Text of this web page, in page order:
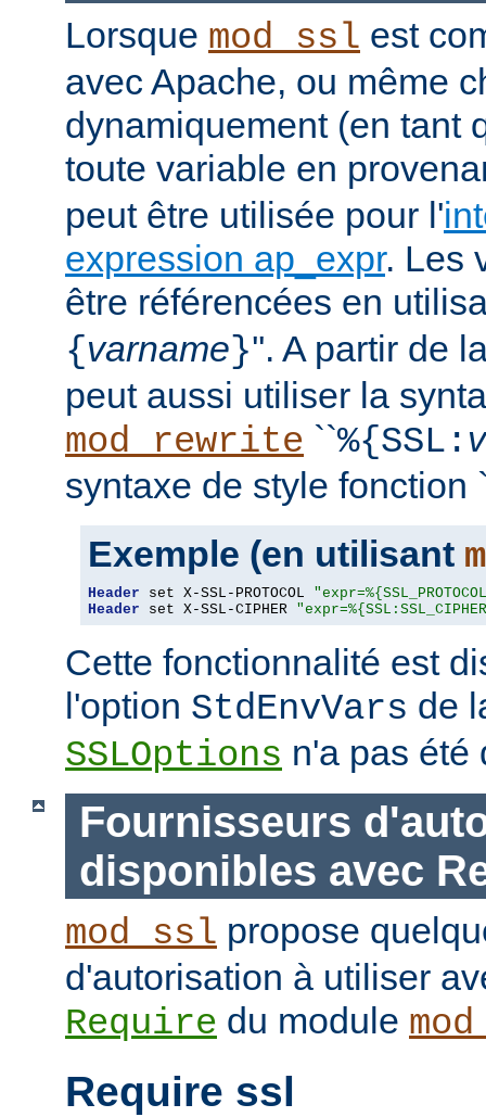
Lorsque mod_ssl est
avec Apache, ou même
dynamiquement (en tant
toute variable en
peut être utilisée pour l'
expression ap_expr. Les
être référencées en
{varname}''. A partir de
peut aussi utiliser la
mod_rewrite ``%{SSL:
syntaxe de style fonction
Exemple (en utilisant
Header set X-SSL-PROTOCOL
Header set X-SSL-CIPHER
Cette fonctionnalité est
l'option StdEnvVars de
SSLOptions n'a pas été
Fournisseurs
disponibles avec
mod_ssl propose
d'autorisation à utiliser
Require du module
Require ssl